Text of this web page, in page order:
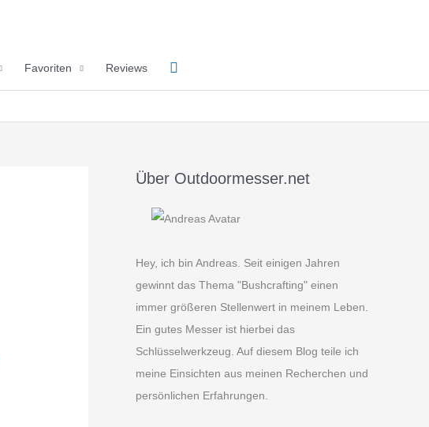
Favoriten Reviews Suchen
Über Outdoormesser.net
Hey, ich bin Andreas. Seit einigen Jahren
gewinnt das Thema "Bushcrafting" einen
immer größeren Stellenwert in meinem Leben.
Ein gutes Messer ist hierbei das
Schlüsselwerkzeug. Auf diesem Blog teile ich
meine Einsichten aus meinen Recherchen und
persönlichen Erfahrungen.